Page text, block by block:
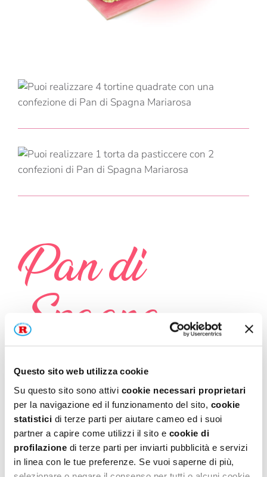
Questo sito web utilizza cookie
Su questo sito sono attivi cookie necessari proprietari
per la navigazione ed il funzionamento del sito, cookie
statistici di terze parti per aiutare cameo ed i suoi
partner a capire come utilizzi il sito e cookie di
profilazione di terze parti per inviarti pubblicità e servizi
in linea con le tue preferenze. Se vuoi saperne di più,
Pan di
Spagna
Il sole è in cielo…
è calda la luce!
la bimba con zelo
un dolce produce.